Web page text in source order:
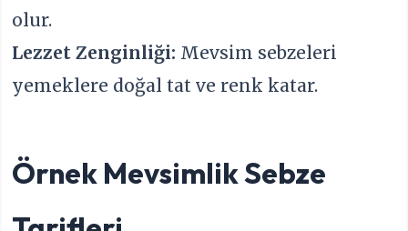
olur.
Lezzet Zenginliği: Mevsim sebzeleri
yemeklere doğal tat ve renk katar.
Örnek Mevsimlik Sebze